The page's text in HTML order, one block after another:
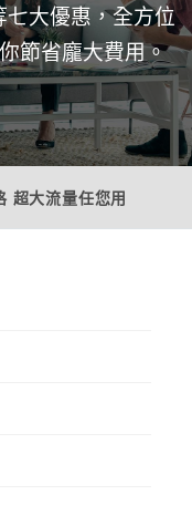
大優惠，全方位
節省龐大費用。
超大流量任您用